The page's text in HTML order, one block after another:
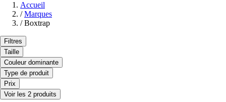
Accueil
/ Marques
/ Boxtrap
Filtres
Taille
Couleur dominante
Type de produit
Prix
Voir les 2 produits